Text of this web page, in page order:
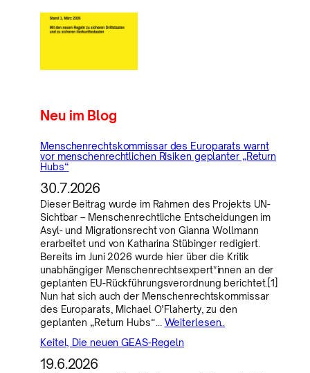
Neu im Blog
Menschenrechtskommissar des Europarats warnt
vor menschenrechtlichen Risiken geplanter „Return
Hubs“
30.7.2026
Dieser Beitrag wurde im Rahmen des Projekts UN-
Sichtbar – Menschenrechtliche Entscheidungen im
Asyl- und Migrationsrecht von Gianna Wollmann
erarbeitet und von Katharina Stübinger redigiert.
Bereits im Juni 2026 wurde hier über die Kritik
unabhängiger Menschenrechtsexpert*innen an der
geplanten EU-Rückführungsverordnung berichtet.[1]
Nun hat sich auch der Menschenrechtskommissar
des Europarats, Michael O’Flaherty, zu den
geplanten „Return Hubs“… Weiterlesen..
Keitel, Die neuen GEAS-Regeln
19.6.2026